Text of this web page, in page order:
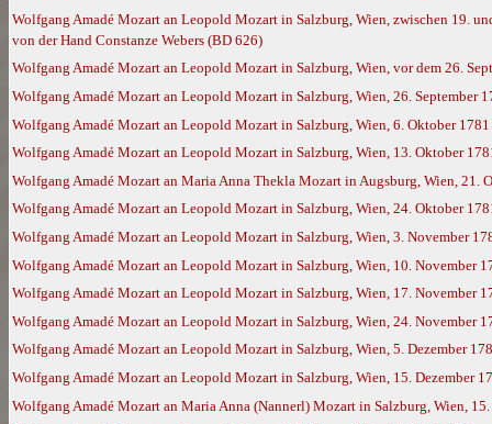
Wolfgang Amadé Mozart an Leopold Mozart in Salzburg, Wien, zwischen 19.
von der Hand Constanze Webers (BD 626)
Wolfgang Amadé Mozart an Leopold Mozart in Salzburg, Wien, vor dem 26.
Wolfgang Amadé Mozart an Leopold Mozart in Salzburg, Wien, 26. September
Wolfgang Amadé Mozart an Leopold Mozart in Salzburg, Wien, 6. Oktober
Wolfgang Amadé Mozart an Leopold Mozart in Salzburg, Wien, 13. Oktober
Wolfgang Amadé Mozart an Maria Anna Thekla Mozart in Augsburg, Wien, 21.
Wolfgang Amadé Mozart an Leopold Mozart in Salzburg, Wien, 24. Oktober
Wolfgang Amadé Mozart an Leopold Mozart in Salzburg, Wien, 3. November
Wolfgang Amadé Mozart an Leopold Mozart in Salzburg, Wien, 10. November
Wolfgang Amadé Mozart an Leopold Mozart in Salzburg, Wien, 17. November
Wolfgang Amadé Mozart an Leopold Mozart in Salzburg, Wien, 24. November
Wolfgang Amadé Mozart an Leopold Mozart in Salzburg, Wien, 5. Dezember
Wolfgang Amadé Mozart an Leopold Mozart in Salzburg, Wien, 15. Dezember
Wolfgang Amadé Mozart an Maria Anna (Nannerl) Mozart in Salzburg, Wien,